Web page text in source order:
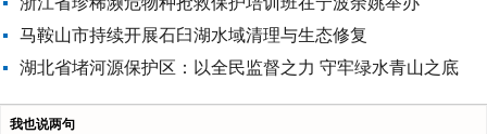
马鞍山市持续开展石臼湖水域清理与生态修复
湖北省堵河源保护区：以全民监督之力 守牢绿水青山之底
我也说两句